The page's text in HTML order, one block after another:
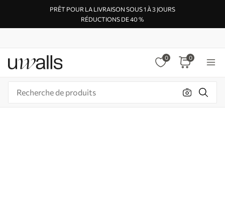
PRÊT POUR LA LIVRAISON SOUS 1 À 3 JOURS
RÉDUCTIONS DE 40 %
0 0